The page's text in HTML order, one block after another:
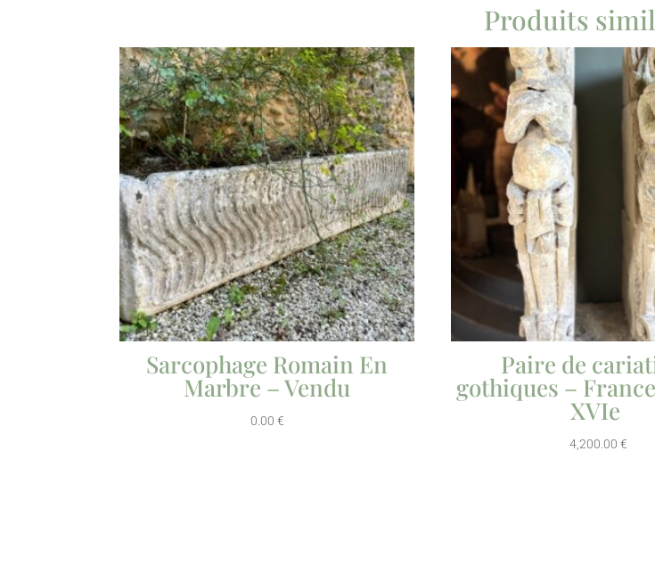
Produits
Sarcophage Romain En
Marbre – Vendu
0.00 €
Paire de
gothiques –
XVIe
4,200.00 €